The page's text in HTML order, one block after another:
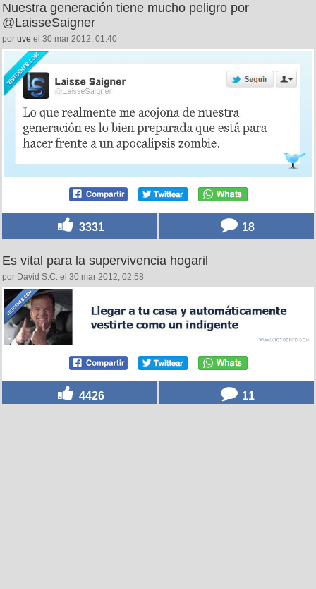
Nuestra generación tiene mucho peligro por
@LaisseSaigner
por uve el 30 mar 2012, 01:40
3331 18
Es vital para la supervivencia hogaril
por David S.C. el 30 mar 2012, 02:58
4426 11